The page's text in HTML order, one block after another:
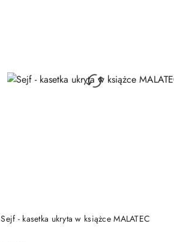
Sejf - kasetka ukryta w książce MALATEC
PRODUKT NIEDOSTĘPNY